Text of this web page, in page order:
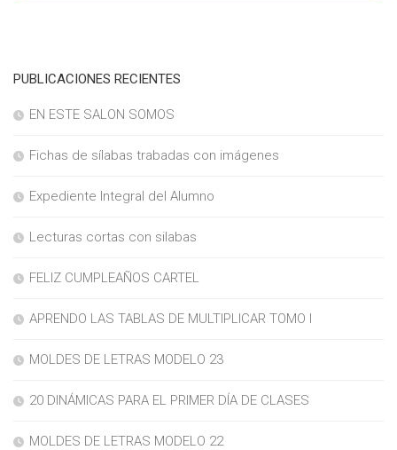
PUBLICACIONES RECIENTES
EN ESTE SALON SOMOS
Fichas de sílabas trabadas con imágenes
Expediente Integral del Alumno
Lecturas cortas con silabas
FELIZ CUMPLEAÑOS CARTEL
APRENDO LAS TABLAS DE MULTIPLICAR TOMO I
MOLDES DE LETRAS MODELO 23
20 DINÁMICAS PARA EL PRIMER DÍA DE CLASES
MOLDES DE LETRAS MODELO 22